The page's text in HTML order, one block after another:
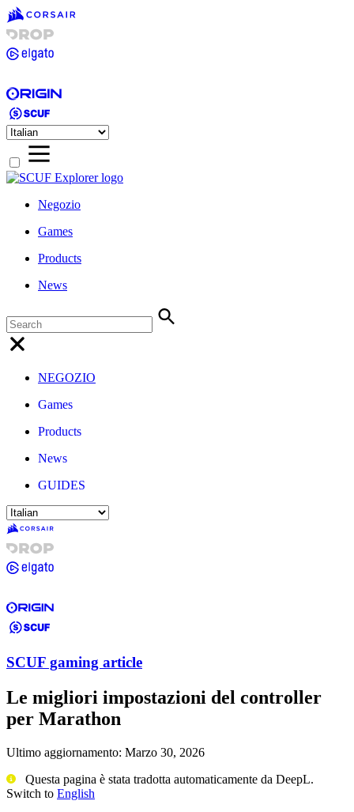
Negozio
Games
Products
News
NEGOZIO
Games
Products
News
GUIDES
SCUF gaming article
Le migliori impostazioni del controller
per Marathon
Ultimo aggiornamento: Marzo 30, 2026
Questa pagina è stata tradotta automaticamente da DeepL.
Switch to English